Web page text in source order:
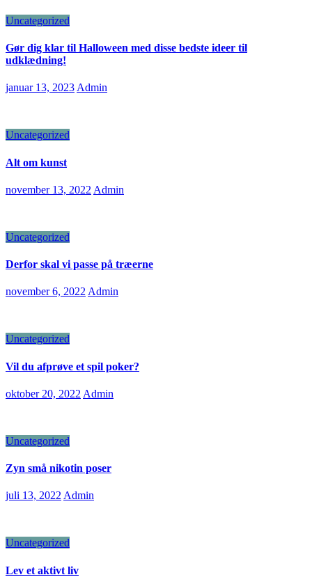
Uncategorized
Gør dig klar til Halloween med disse bedste ideer til
udklædning!
januar 13, 2023 Admin
Uncategorized
Alt om kunst
november 13, 2022 Admin
Uncategorized
Derfor skal vi passe på træerne
november 6, 2022Admin
Uncategorized
Vil du afprøve et spil poker?
oktober 20, 2022 Admin
Uncategorized
Zyn små nikotin poser
juli 13, 2022Admin
Uncategorized
Lev et aktivt liv